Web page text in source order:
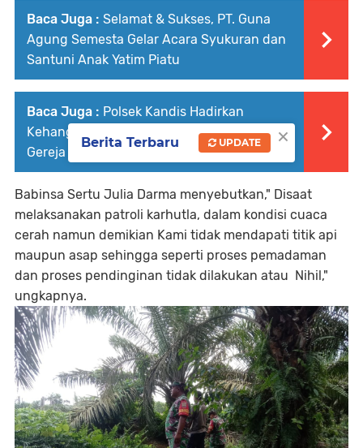
Baca Juga : Selamat & Sukses, PT. Guna
Agung Semesta Gelar Acara Syukuran dan
Santuni Anak Yatim Piatu
Baca Juga : Polsek Kandis Hadirkan
Kehangatan Program Minggu Kasih di
Gereja GPDI Immanuel Km 83
Babinsa Sertu Julia Darma menyebutkan," Disaat
melaksanakan patroli karhutla, dalam kondisi cuaca
cerah namun demikian Kami tidak mendapati titik api
maupun asap sehingga seperti proses pemadaman
dan proses pendinginan tidak dilakukan atau Nihil,"
ungkapnya.
×
Berita Terbaru UPDATE